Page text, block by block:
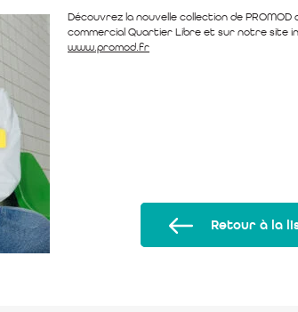
Découvrez la nouvelle collection de
commercial Quartier Libre et sur notre site
www.promod.fr
Retour à la